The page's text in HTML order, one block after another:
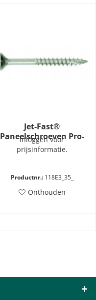
Jet-Fast®
Paneelschroeven Pro-
Inox RVS A2 - TX10
inloggen voor
prijsinformatie.
Productnr.:118E3_35_
Onthouden